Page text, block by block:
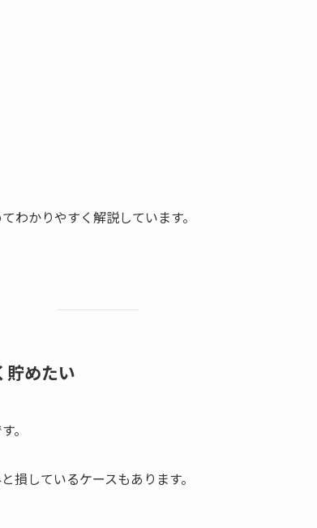
わかりやすく解説しています。
貯めたい
。
損しているケースもあります。